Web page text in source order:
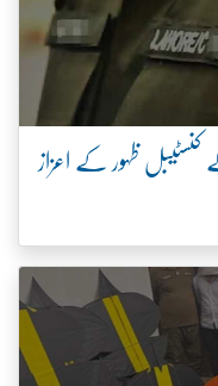
ظہور کے اعزاز